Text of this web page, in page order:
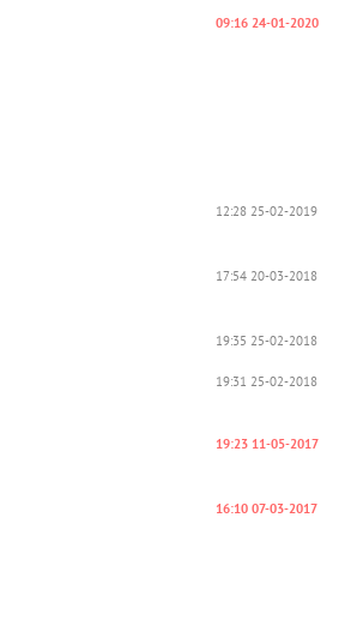
09:16 24-01-2020
12:28 25-02-2019
17:54 20-03-2018
19:35 25-02-2018
19:31 25-02-2018
19:23 11-05-2017
16:10 07-03-2017